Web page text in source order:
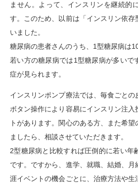
ません。よって、インスリンを継続的
す。このため、以前は「インスリン依存
いました。
糖尿病の患者さんのうち、1型糖尿病は
若い方の糖尿病では1型糖尿病が多いで
症が見られます。
インスリンポンプ療法では、毎食ごとの
ボタン操作により容易にインスリン注入
トがあります。関心のある方、また希
ましたら、相談させていただきます。
2型糖尿病と比較すれば圧倒的に若い年
です。ですから、進学、就職、結婚、
涯イベントの機会ごとに、治療方法や生